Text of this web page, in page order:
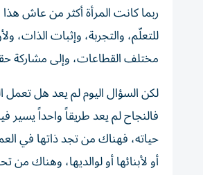
ربما كانت المرأة أكثر من عاش
للتعلّم، والتجربة، وإثبات
مختلف القطاعات، وإلى مشاركة
لكن السؤال اليوم لم يعد هل تعمل
فالنجاح لم يعد طريقاً واحداً
حياته، فهناك من تجد ذاتها في
أو لأبنائها أو لوالديها، وهناك